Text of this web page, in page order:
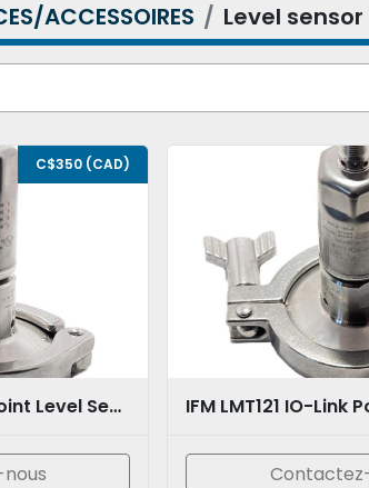
ACCESSOIRES Level sensor
C$350 (CAD)
IFM LMT121 IO-Link Point Level Sensor with E433112